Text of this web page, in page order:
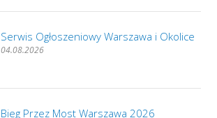
Serwis Ogłoszeniowy Warszawa i Okolice
04.08.2026
Bieg Przez Most Warszawa 2026